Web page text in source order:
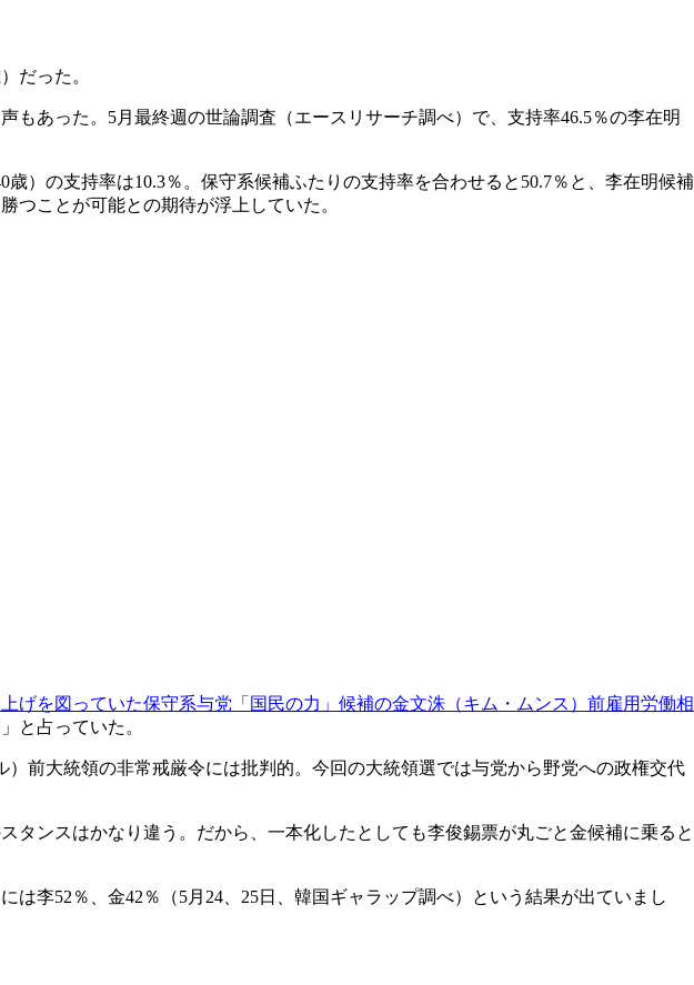
だった。
あった。5月最終週の世論調査（エースリサーチ調べ）で、支持率46.5％の李在明
）の支持率は10.3％。保守系候補ふたりの支持率を合わせると50.7％と、李在明候補
つことが可能との期待が浮上していた。
げを図っていた保守系与党「国民の力」候補の金文洙（キム・ムンス）前雇用労働相
と占っていた。
前大統領の非常戒厳令には批判的。今回の大統領選では与党から野党への政権交代
ンスはかなり違う。だから、一本化したとしても李俊錫票が丸ごと金候補に乗ると
李52％、金42％（5月24、25日、韓国ギャラップ調べ）という結果が出ていまし